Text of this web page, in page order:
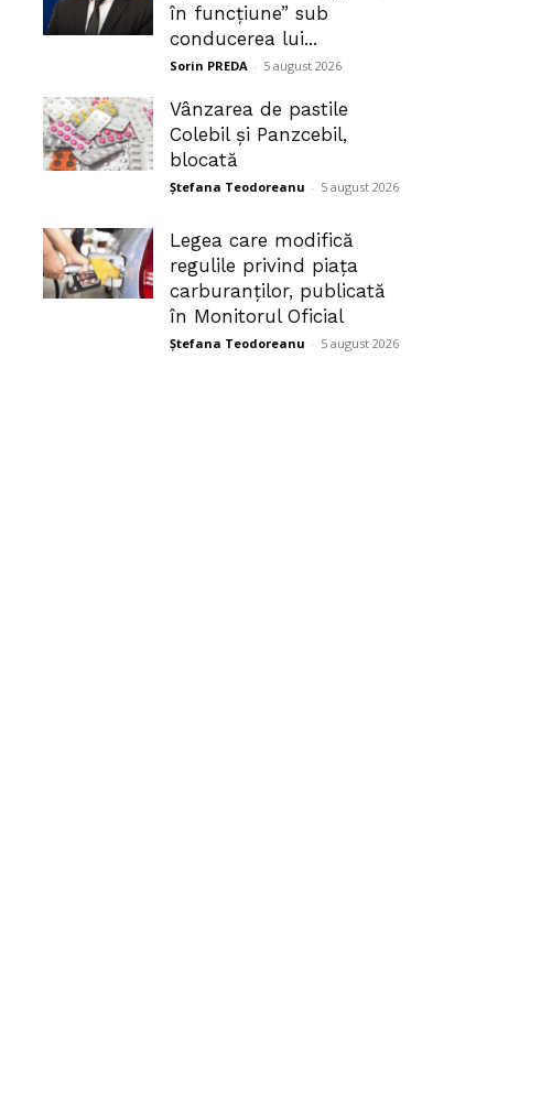
în funcțiune” sub
conducerea lui...
Sorin PREDA - 5 august 2026
Vânzarea de pastile
Colebil și Panzcebil,
blocată
Ștefana Teodoreanu - 5 august 2026
Legea care modifică
regulile privind piața
carburanților, publicată
în Monitorul Oficial
Ștefana Teodoreanu - 5 august 2026